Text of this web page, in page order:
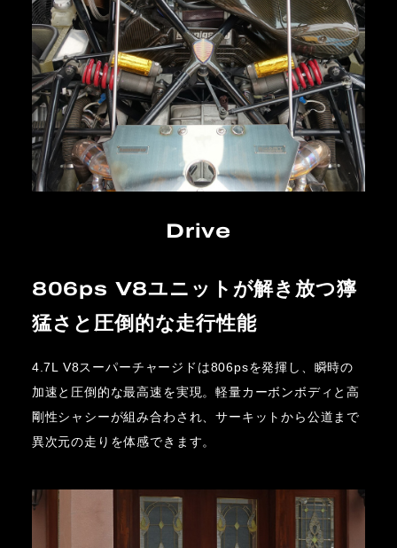
Drive
806ps V8ユニットが解き放つ獰
猛さと圧倒的な走行性能
4.7L V8スーパーチャージドは806psを発揮し、瞬時の
加速と圧倒的な最高速を実現。軽量カーボンボディと高
剛性シャシーが組み合わされ、サーキットから公道まで
異次元の走りを体感できます。